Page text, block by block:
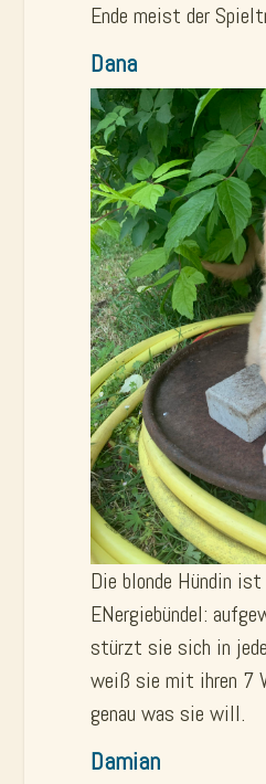
Ende meist der
Dana
Die blonde Hündin
ENergiebündel:
stürzt sie sich in
weiß sie mit ihren 7
genau was sie will.
Damian